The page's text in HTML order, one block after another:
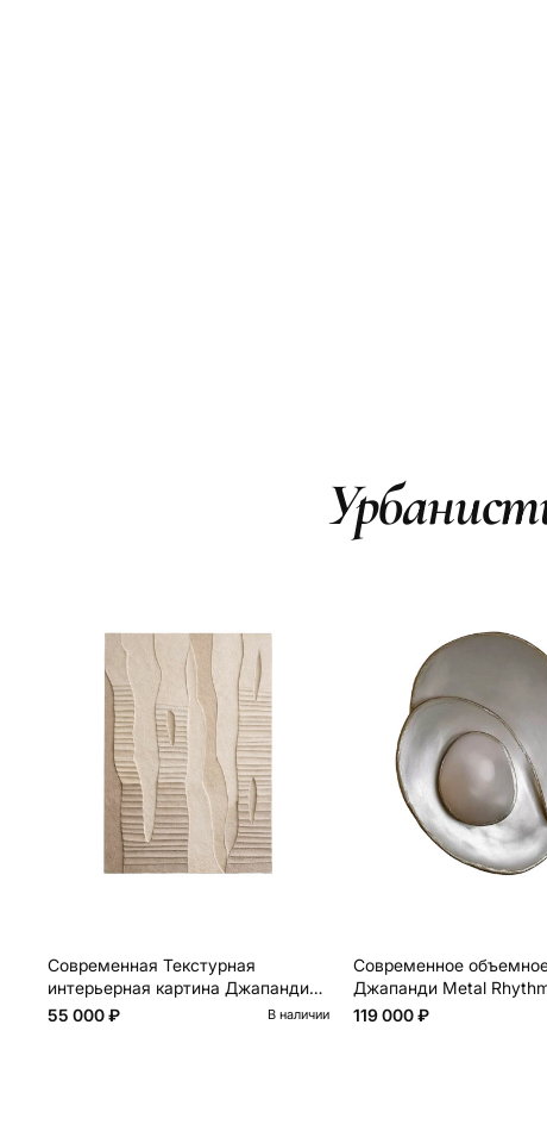
Cовременная Текстурная
интерьерная картина Джапанди
Dune
55 000 ₽ В наличии
Cовременное
Джапанди Metal
119 000 ₽